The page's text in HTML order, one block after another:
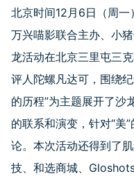
北京时间12月6日（周一
万兴喵影联合主办、小
龙活动在北京三里屯三
评人陀螺凡达可，围绕
的历程”为主题展开了沙
的联系和演变，针对“美
论。本次活动还得到了
技、和选商城、